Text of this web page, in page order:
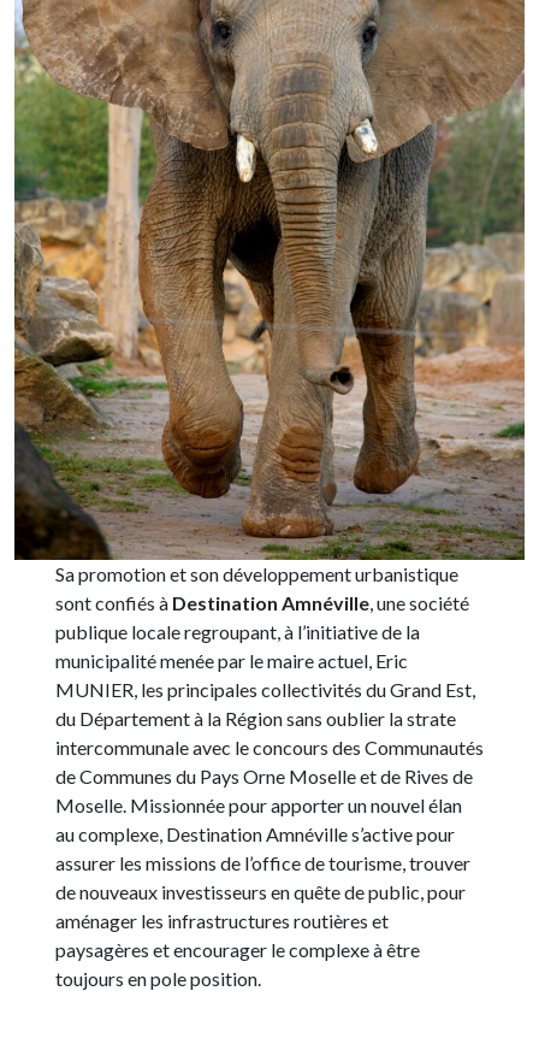
Sa promotion et son développement urbanistique
sont confiés à Destination Amnéville, une société
publique locale regroupant, à l’initiative de la
municipalité menée par le maire actuel, Eric
MUNIER, les principales collectivités du Grand Est,
du Département à la Région sans oublier la strate
intercommunale avec le concours des Communautés
de Communes du Pays Orne Moselle et de Rives de
Moselle. Missionnée pour apporter un nouvel élan
au complexe, Destination Amnéville s’active pour
assurer les missions de l’office de tourisme, trouver
de nouveaux investisseurs en quête de public, pour
aménager les infrastructures routières et
paysagères et encourager le complexe à être
toujours en pole position.